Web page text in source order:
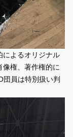
によるオリジナル
像権、著作権的に
団員は特別扱い判